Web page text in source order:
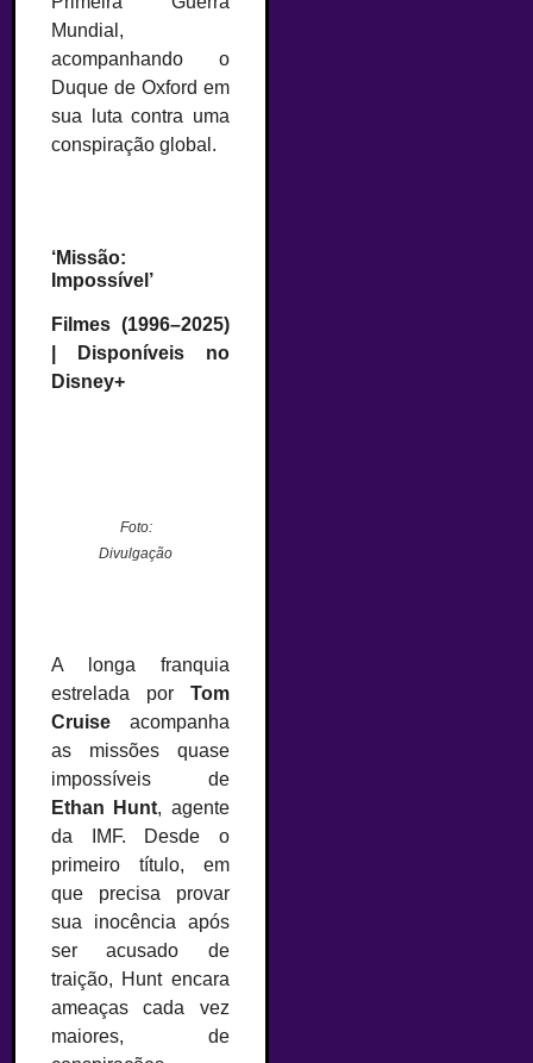
Mundial,
acompanhando o
Duque de Oxford em
sua luta contra uma
conspiração global.
‘Missão:
Impossível’
Filmes (1996–2025)
| Disponíveis no
Disney+
Foto:
Divulgação
A longa franquia
estrelada por Tom
Cruise acompanha
as missões quase
impossíveis de
Ethan Hunt, agente
da IMF. Desde o
primeiro título, em
que precisa provar
sua inocência após
ser acusado de
traição, Hunt encara
ameaças cada vez
maiores, de